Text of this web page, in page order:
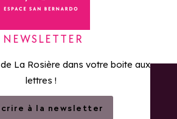
Retour à la page d'accueil
NEWSLETTER
de La Rosière dans votre boite aux
lettres !
à la newsletter